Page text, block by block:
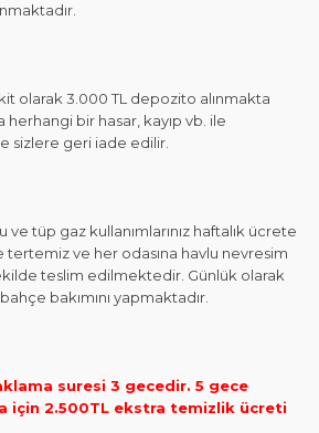
3.000 TL depozito alınmakta
herhangi bir hasar, kayıp vb. ile
sizlere geri iade edilir.
tüp gaz kullanımlarınız haftalık ücrete
tertemiz ve her odasına havlu nevresim
teslim edilmektedir. Günlük olarak
bakımını yapmaktadır.
suresi 3 gecedir. 5 gece
için 2.500TL ekstra temizlik ücreti